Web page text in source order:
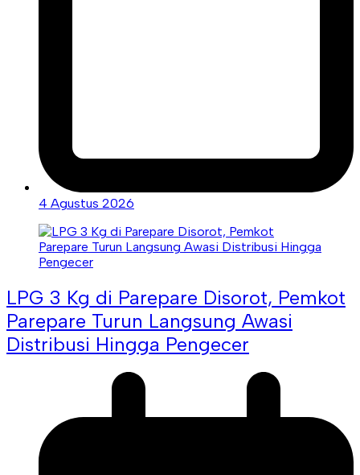
4 Agustus 2026
LPG 3 Kg di Parepare Disorot, Pemkot
Parepare Turun Langsung Awasi
Distribusi Hingga Pengecer